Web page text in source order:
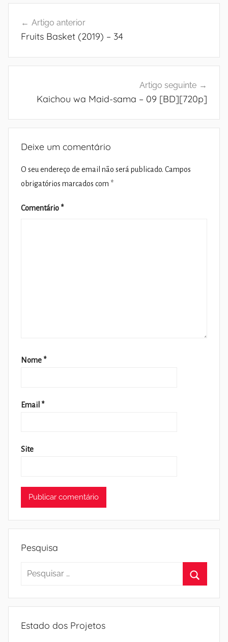
de
Artigo anterior
Fruits Basket (2019) – 34
Artigo seguinte
Kaichou wa Maid-sama – 09 [BD][720p]
Deixe um comentário
O seu endereço de email não será publicado. Campos
obrigatórios marcados com *
Comentário *
Nome *
Email *
Site
Pesquisa
Pesquisar
Estado dos Projetos